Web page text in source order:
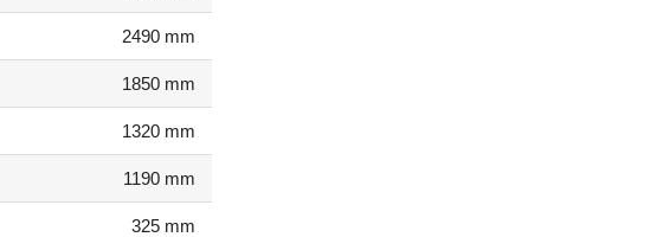
2490 mm
1850 mm
1320 mm
1190 mm
325 mm